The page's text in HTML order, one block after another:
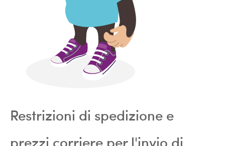
Restrizioni di spedizione e
prezzi corriere per l'invio di